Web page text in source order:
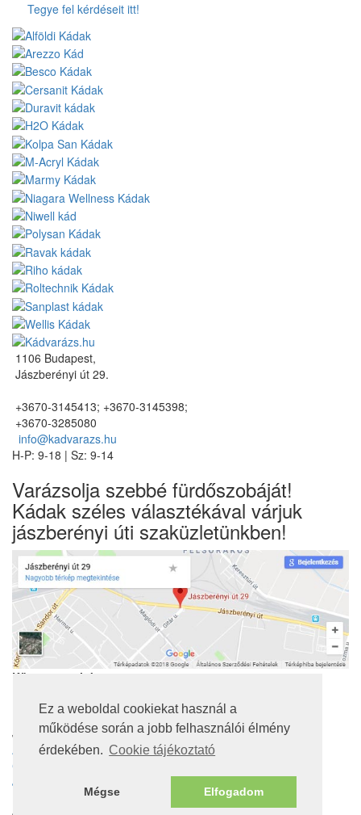
Ez a weboldal cookiekat használ a
működése során a jobb felhasználói élmény
érdekében. Cookie tájékoztató
Mégse Elfogadom
Tegye fel kérdéseit itt!
1106 Budapest,
Jászberényi út 29.
+3670-3145413; +3670-3145398;
+3670-3285080
info@kadvarazs.hu
H-P: 9-18 | Sz: 9-14
Varázsolja szebbé fürdőszobáját!
Kádak széles választékával várjuk
jászberényi úti szaküzletünkben!
Kövessen minket
Jogi nyilatkozatok
Adatvédelmi tájékoztató
Cookie tájékoztató
Jótállás, szavatosság
Nem jótállás köteles termékek